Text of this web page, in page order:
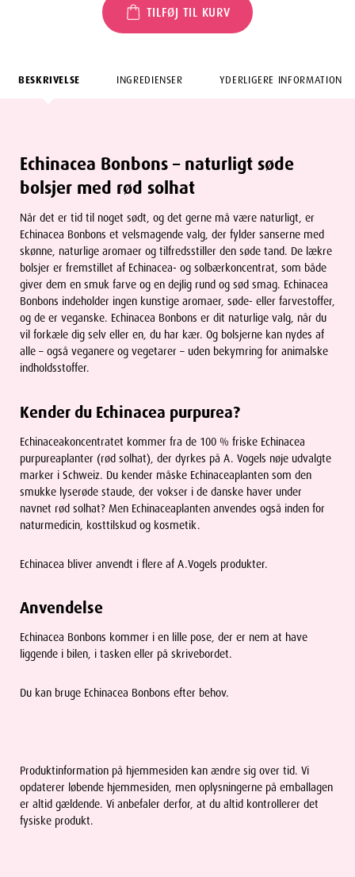
TILFØJ TIL KURV
BESKRIVELSE INGREDIENSER YDERLIGERE INFORMATION
Echinacea Bonbons – naturligt søde
bolsjer med rød solhat
Når det er tid til noget sødt, og det gerne må være naturligt, er
Echinacea Bonbons et velsmagende valg, der fylder sanserne med
skønne, naturlige aromaer og tilfredsstiller den søde tand. De lækre
bolsjer er fremstillet af Echinacea- og solbærkoncentrat, som både
giver dem en smuk farve og en dejlig rund og sød smag. Echinacea
Bonbons indeholder ingen kunstige aromaer, søde- eller farvestoffer,
og de er veganske. Echinacea Bonbons er dit naturlige valg, når du
vil forkæle dig selv eller en, du har kær. Og bolsjerne kan nydes af
alle – også veganere og vegetarer – uden bekymring for animalske
indholdsstoffer.
Kender du Echinacea purpurea?
Echinaceakoncentratet kommer fra de 100 % friske Echinacea
purpureaplanter (rød solhat), der dyrkes på A. Vogels nøje udvalgte
marker i Schweiz. Du kender måske Echinaceaplanten som den
smukke lyserøde staude, der vokser i de danske haver under
navnet rød solhat? Men Echinaceaplanten anvendes også inden for
naturmedicin, kosttilskud og kosmetik.
Echinacea bliver anvendt i flere af A.Vogels produkter.
Anvendelse
Echinacea Bonbons kommer i en lille pose, der er nem at have
liggende i bilen, i tasken eller på skrivebordet.
Du kan bruge Echinacea Bonbons efter behov.
Produktinformation på hjemmesiden kan ændre sig over tid. Vi
opdaterer løbende hjemmesiden, men oplysningerne på emballagen
er altid gældende. Vi anbefaler derfor, at du altid kontrollerer det
fysiske produkt.